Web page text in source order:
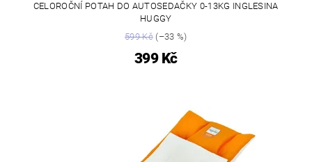
CELOROČNÍ POTAH DO AUTOSEDAČKY 0-13KG INGLESINA
HUGGY
599 Kč(–33 %)
399 Kč